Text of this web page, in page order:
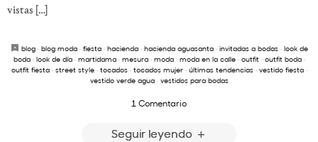
vistas […]
blog· blog moda· fiesta· hacienda· hacienda aguasanta· invitadas a bodas· look de
boda· look de día· martidama· mesura· moda· moda en la calle· outfit· outfit boda·
outfit fiesta· street style· tocados· tocados mujer· últimas tendencias· vestido fiesta·
vestido verde agua· vestidos para bodas
1 Comentario
Seguir leyendo